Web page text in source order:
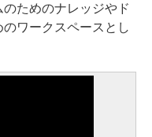
ためのナレッジやド
ワークスペースとし